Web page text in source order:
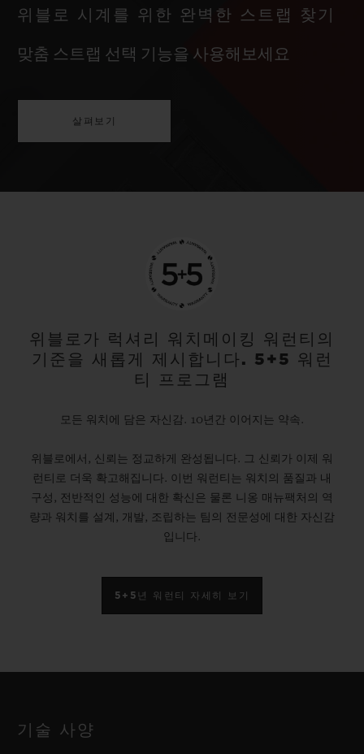
위블로 시계를 위한 완벽한 스트랩 찾기
맞춤 스트랩 선택 기능을 사용해보세요
살펴보기
위블로가 럭셔리 워치메이킹 워런티의
기준을 새롭게 제시합니다. 5+5 워런
티 프로그램
모든 워치에 담은 자신감. 10년간 이어지는 약속.
위블로에서, 신뢰는 정교하게 완성됩니다. 그 신뢰가 이제 워
런티로 더욱 확고해집니다. 이번 워런티는 워치의 품질과 내
구성, 전반적인 성능에 대한 확신은 물론 니옹 매뉴팩처의 역
량과 워치를 설계, 개발, 조립하는 팀의 전문성에 대한 자신감
입니다.
5+5년 워런티 자세히 보기
기술 사양